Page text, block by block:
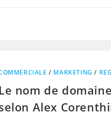
/ MARKETING /
Le nom de
Alex